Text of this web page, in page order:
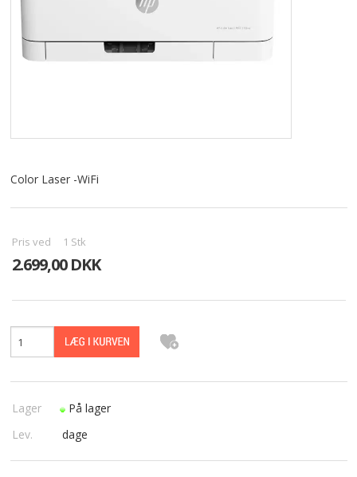
BRUGT UDSTYR
UDEKØRENDE IT-SUPPORT
NYHEDER
VILKÅR
Color Laser -WiFi
Pris ved 1 Stk
2.699,00 DKK
Lager
På lager
Lev.
dage